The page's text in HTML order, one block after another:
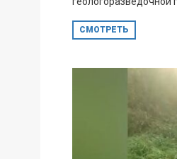
СМОТРЕТЬ